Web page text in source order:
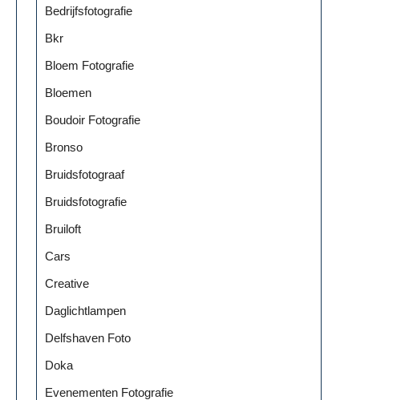
Bedrijfsfotografie
Bkr
Bloem Fotografie
Bloemen
Boudoir Fotografie
Bronso
Bruidsfotograaf
Bruidsfotografie
Bruiloft
Cars
Creative
Daglichtlampen
Delfshaven Foto
Doka
Evenementen Fotografie